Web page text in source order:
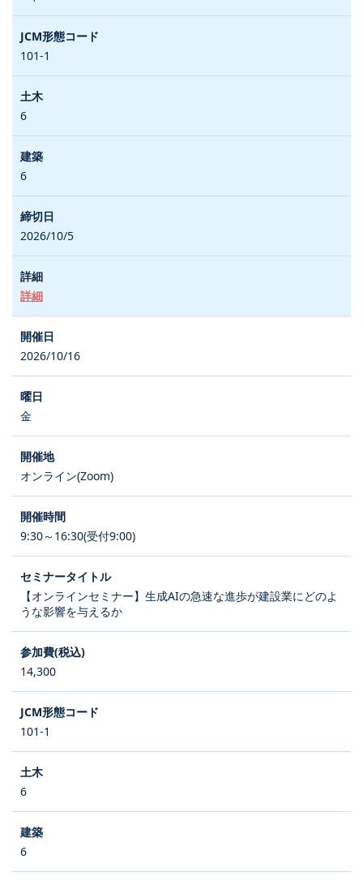
101-1
6
6
2026/10/5
詳細
2026/10/16
金
オンライン(Zoom)
9:30～16:30(受付9:00)
【オンラインセミナー】生成AIの急速な進歩が建設業にどのよ
うな影響を与えるか
14,300
101-1
6
6